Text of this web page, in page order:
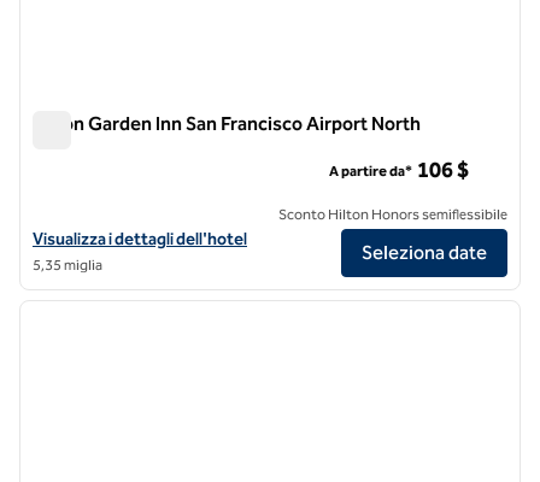
Hilton Garden Inn San Francisco Airport North
Visualizza i dettagli dell'hotel Hilton Garden Inn San Francisco
Visualizza i dettagli dell'hotel
5,35 miglia
A partire da* 106 $
Sconto Hilton Honors semiflessibile
Seleziona date
1/12
1 di 12